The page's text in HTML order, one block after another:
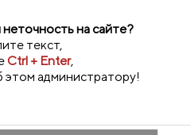
на сайте?
текст,
Ctrl + Enter,
администратору!